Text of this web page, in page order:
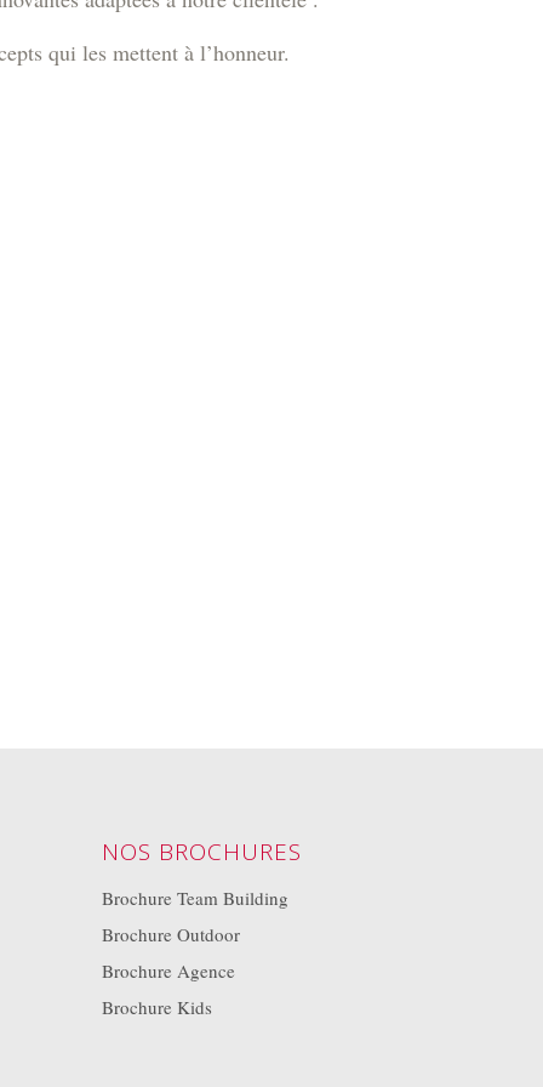
qui les mettent à l’honneur.
NOS BROCHURES
Brochure Team Building
Brochure Outdoor
Brochure Agence
Brochure Kids